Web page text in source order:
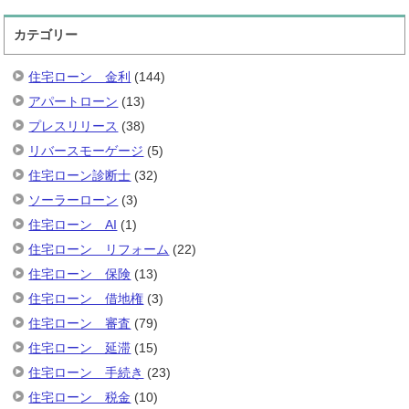
カテゴリー
住宅ローン 金利 (144)
アパートローン (13)
プレスリリース (38)
リバースモーゲージ (5)
住宅ローン診断士 (32)
ソーラーローン (3)
住宅ローン AI (1)
住宅ローン リフォーム (22)
住宅ローン 保険 (13)
住宅ローン 借地権 (3)
住宅ローン 審査 (79)
住宅ローン 延滞 (15)
住宅ローン 手続き (23)
住宅ローン 税金 (10)